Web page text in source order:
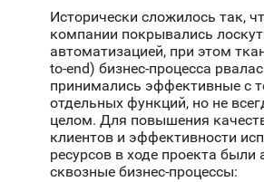
Исторически сложилось так,
компании покрывались
автоматизацией, при этом
to-end) бизнес-процесса
принимались эффективные с
отдельных функций, но не
целом. Для повышения
клиентов и эффективности
ресурсов в ходе проекта
сквозные бизнес-процессы: